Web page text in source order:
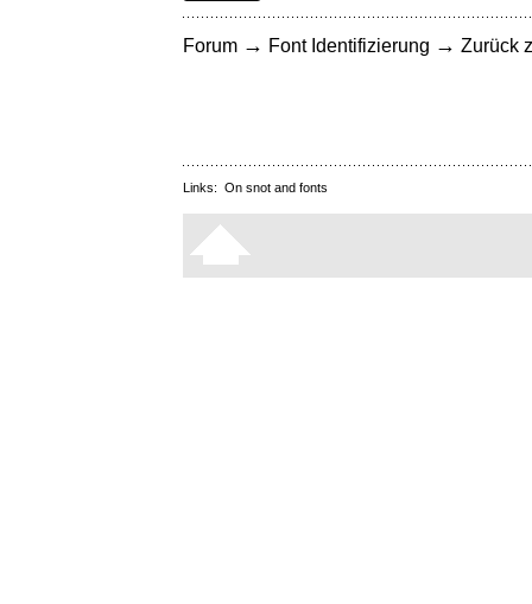
Forum → Font Identifizierung → Zurück
Links: On snot and fonts